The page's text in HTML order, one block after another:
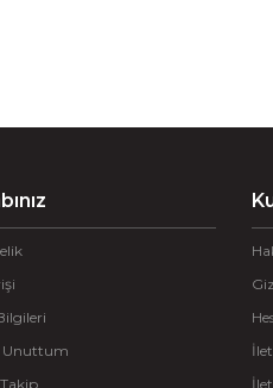
Unuttum